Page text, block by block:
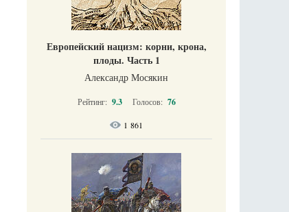
Европейский нацизм: корни, крона,
плоды. Часть 1
Александр Мосякин
Рейтинг: 9.3 Голосов: 76
1 861